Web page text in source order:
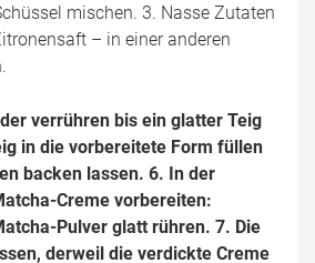
mischen. 3. Nasse Zutaten
– in einer anderen
verrühren bis ein glatter Teig
in die vorbereitete Form füllen
backen lassen. 6. In der
Creme vorbereiten:
Pulver glatt rühren. 7. Die
derweil die verdickte Creme